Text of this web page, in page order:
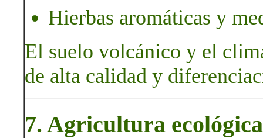
Hierbas aromáticas y
El suelo volcánico y el
de alta calidad y
7. Agricultura